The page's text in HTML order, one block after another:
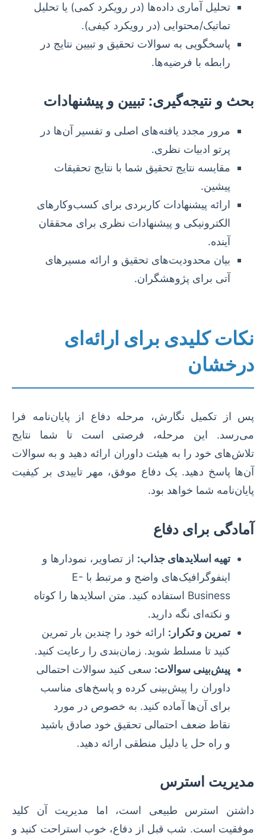
تحلیل آماری داده‌ها (در رویکرد کمی) یا تحلیل
تماتیک/محتوایی (در رویکرد کیفی).
پاسخگویی به سوالات تحقیق و تبیین نتایج در
رابطه با فرضیه‌ها.
بحث و نتیجه‌گیری: تبیین و پیشنهادات
مرور مجدد یافته‌های اصلی و تفسیر آن‌ها در
پرتو ادبیات نظری.
مقایسه نتایج تحقیق شما با نتایج تحقیقات
پیشین.
ارائه پیشنهادات کاربردی برای کسب‌وکارهای
الکترونیکی و پیشنهادات نظری برای محققان
آینده.
بیان محدودیت‌های تحقیق و ارائه مسیرهای
آتی برای پژوهشگران.
نکات کلیدی برای ارائه‌ای
درخشان
پس از تکمیل نگارش، مرحله دفاع از پایان‌نامه فرا
می‌رسد. این مرحله، فرصتی است تا شما نتایج
تلاش‌های خود را به هیئت داوران ارائه دهید و به سوالات
آن‌ها پاسخ دهید. یک دفاع موفق، مهر تاییدی بر کیفیت
پایان‌نامه شما خواهد بود.
آمادگی برای دفاع
تهیه اسلاید‌های جذاب: از تصاویر، نمودارها و
اینفوگرافیک‌های واضح و مرتبط با E-
Business استفاده کنید. متن اسلایدها را کوتاه
و نکته‌ای نگه دارید.
تمرین و تکرار: ارائه خود را چندین بار تمرین
کنید تا مسلط شوید. زمان‌بندی را رعایت کنید.
پیش‌بینی سوالات: سعی کنید سوالات احتمالی
داوران را پیش‌بینی کرده و پاسخ‌های مناسب
برای آن‌ها آماده کنید. به خصوص در مورد
نقاط ضعف احتمالی تحقیق خود صادق باشید
و راه حل یا دلیل منطقی ارائه دهید.
مدیریت استرس
داشتن استرس طبیعی است، اما مدیریت آن کلید
موفقیت است. شب قبل از دفاع، خوب استراحت کنید و